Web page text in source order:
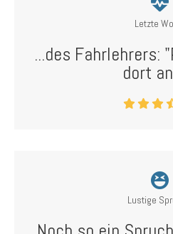
Letzte
...des Fahrlehrers:
dort
Lustige